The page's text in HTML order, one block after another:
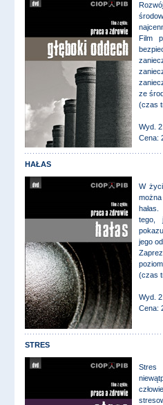
Film
ze
(czas
Wyd. 2
Cena:
HAŁAS
W
tego,
jego
(czas
Wyd. 2
Cena:
STRES
Stres